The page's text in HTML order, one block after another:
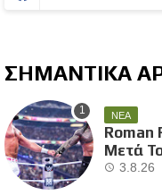
ΣΗΜΑΝΤΙΚΑ
ΝΕΑ
Roman
Μετά
3.8.26